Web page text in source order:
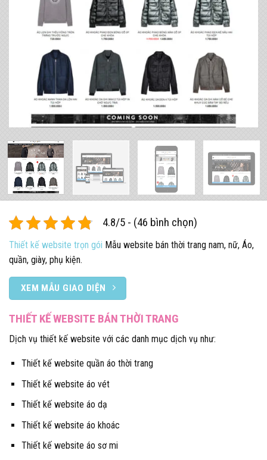
4.8/5 - (46 bình chọn)
Thiết kế website trọn gói Mẫu website bán thời trang nam, nữ, Áo,
quần, giày, phụ kiện.
XEM MẪU GIAO DIỆN
THIẾT KẾ WEBSITE BÁN THỜI TRANG
Dịch vụ thiết kế website với các danh mục dịch vụ như:
Thiết kế website quần áo thời trang
Thiết kế website áo vét
Thiết kế website áo dạ
Thiết kế website áo khoác
Thiết kế website áo sơ mi